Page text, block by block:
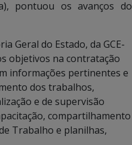
pontuou os avanços do
Geral do Estado, da GCE-
objetivos na contratação
informações pertinentes e
dos trabalhos,
e de supervisão
compartilhamento
Trabalho e planilhas,